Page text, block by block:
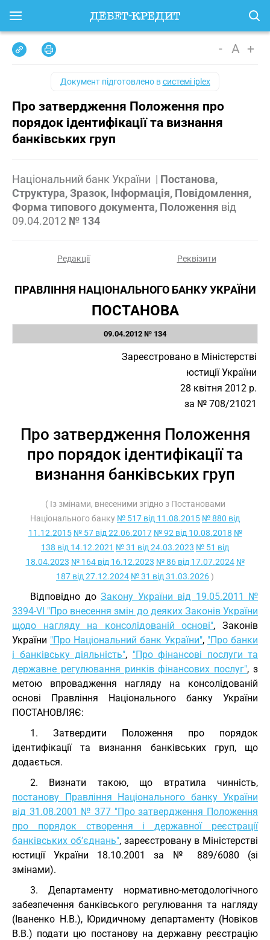
- A +
Документ підготовлено всистемі iplex
Про затвердження Положення про
порядок ідентифікації та визнання
банківських груп
Національний банк України | Постанова,
Структура, Зразок, Інформація, Повідомлення,
Форма типового документа, Положення від
09.04.2012 № 134
Редакції Реквізити
ПРАВЛІННЯ НАЦІОНАЛЬНОГО БАНКУ УКРАЇНИ
ПОСТАНОВА
09.04.2012 № 134
Зареєстровано в Міністерстві
юстиції України
28 квітня 2012 р.
за № 708/21021
Про затвердження Положення
про порядок ідентифікації та
визнання банківських груп
( Із змінами, внесеними згідно з Постановами
Національного банку № 517 від 11.08.2015 № 880 від
11.12.2015 № 57 від 22.06.2017 № 92 від 10.08.2018 №
138 від 14.12.2021 № 31 від 24.03.2023 № 51 від
18.04.2023 № 164 від 16.12.2023 № 86 від 17.07.2024 №
187 від 27.12.2024 № 31 від 31.03.2026)
Відповідно до Закону України від 19.05.2011 №
3394-VI "Про внесення змін до деяких Законів України
щодо нагляду на консолідованій основі", Законів
України "Про Національний банк України", "Про банки
і банківську діяльність", "Про фінансові послуги та
державне регулювання ринків фінансових послуг", з
метою впровадження нагляду на консолідованій
основі Правління Національного банку України
ПОСТАНОВЛЯЄ:
1. Затвердити Положення про порядок
ідентифікації та визнання банківських груп, що
додається.
2. Визнати такою, що втратила чинність,
постанову Правління Національного банку України
від 31.08.2001 № 377 "Про затвердження Положення
про порядок створення і державної реєстрації
банківських об’єднань", зареєстровану в Міністерстві
юстиції України 18.10.2001 за № 889/6080 (зі
змінами).
3. Департаменту нормативно-методологічного
забезпечення банківського регулювання та нагляду
(Іваненко Н.В.), Юридичному департаменту (Новіков
В.В.) подати цю постанову на державну реєстрацію